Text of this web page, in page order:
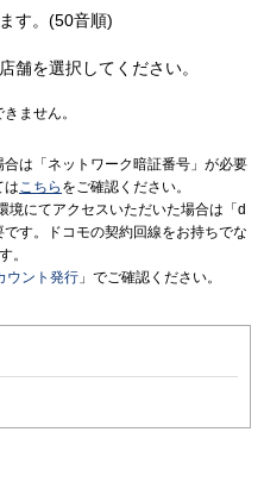
す。(50音順)
舗を選択してください。
ません。
は「ネットワーク暗証番号」が必要
はこちら をご確認ください。
境にてアクセスいただいた場合は「d
す。ドコモの契約回線をお持ちでな
。
ウント発行 」でご確認ください。